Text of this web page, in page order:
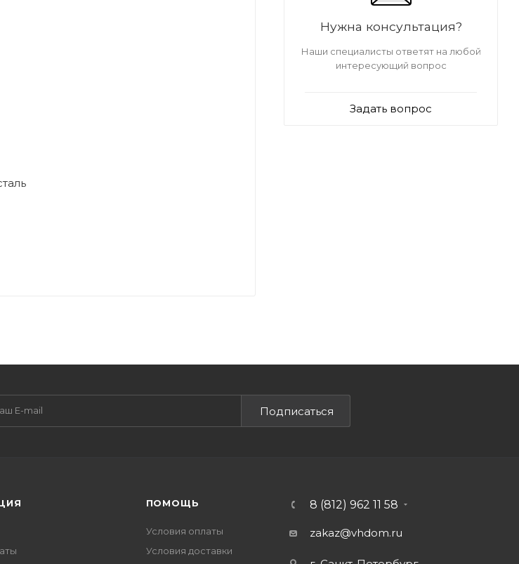
Нужна консультация?
Наши специалисты ответят на любой
интересующий вопрос
Задать вопрос
Подписаться
ПОМОЩЬ
Условия оплаты
Условия доставки
8 (812) 962 11 58
zakaz@vhdom.ru